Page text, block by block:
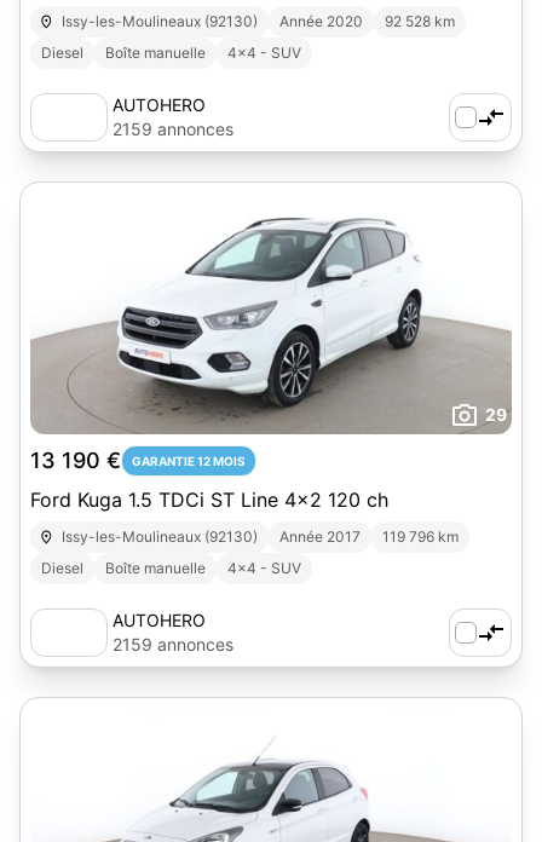
Issy-les-Moulineaux (92130) Année 2020
92 528 km
Diesel
Boîte manuelle 4x4 - SUV
AUTOHERO
2159 annonces
29
13 190 € GARANTIE 12 MOIS
Ford Kuga 1.5 TDCi ST Line 4x2 120 ch
Issy-les-Moulineaux (92130) Année 2017
119 796 km
Diesel
Boîte manuelle 4x4 - SUV
AUTOHERO
2159 annonces